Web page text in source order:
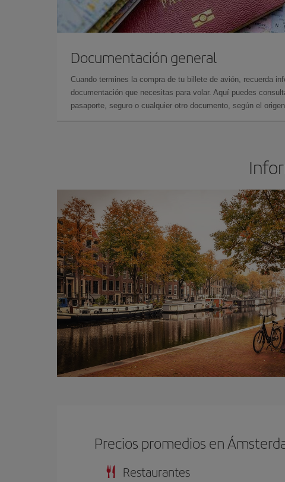
Documentación general
Cuando termines la compra de tu billete de avión, recuerda
documentación que necesitas para volar. Aquí puedes
pasaporte, seguro o cualquier otro documento, según el
Precios promedios en
Restaurantes